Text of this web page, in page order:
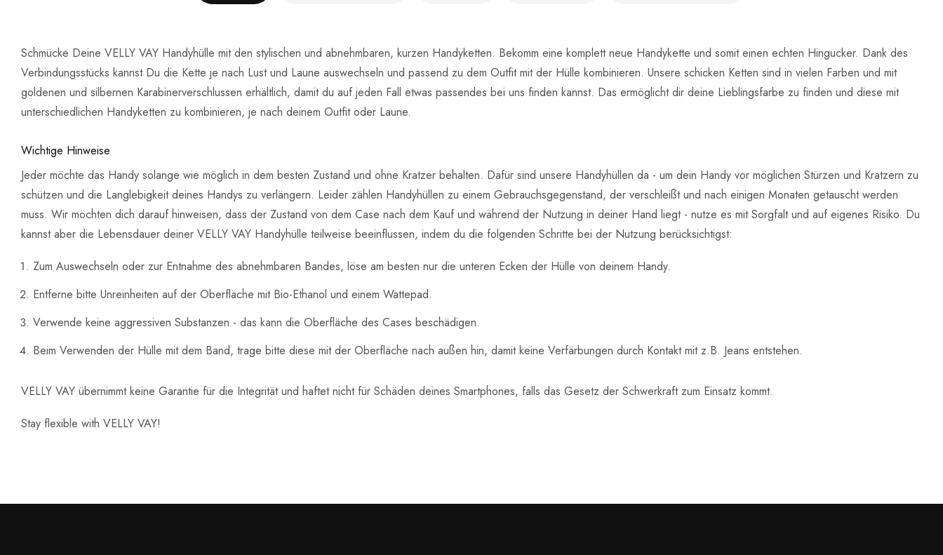
Schmücke Deine VELLY VAY Handyhülle mit den stylischen und abnehmbaren, kurzen Handyketten. Bekomm eine komplett neue Handykette und somit einen echten Hingucker. Dank des
Verbindungsstücks kannst Du die Kette je nach Lust und Laune auswechseln und passend zu dem Outfit mit der Hülle kombinieren. Unsere schicken Ketten sind in vielen Farben und mit
goldenen und silbernen Karabinerverschlussen erhältlich, damit du auf jeden Fall etwas passendes bei uns finden kannst. Das ermöglicht dir deine Lieblingsfarbe zu finden und diese mit
unterschiedlichen Handyketten zu kombinieren, je nach deinem Outfit oder Laune.
Wichtige Hinweise
Jeder möchte das Handy solange wie möglich in dem besten Zustand und ohne Kratzer behalten. Dafür sind unsere Handyhüllen da - um dein Handy vor möglichen Stürzen und Kratzern zu
schützen und die Langlebigkeit deines Handys zu verlängern. Leider zählen Handyhüllen zu einem Gebrauchsgegenstand, der verschleißt und nach einigen Monaten getauscht werden
muss. Wir möchten dich darauf hinweisen, dass der Zustand von dem Case nach dem Kauf und während der Nutzung in deiner Hand liegt - nutze es mit Sorgfalt und auf eigenes Risiko. Du
kannst aber die Lebensdauer deiner VELLY VAY Handyhülle teilweise beeinflussen, indem du die folgenden Schritte bei der Nutzung berücksichtigst:
Zum Auswechseln oder zur Entnahme des abnehmbaren Bandes, löse am besten nur die unteren Ecken der Hülle von deinem Handy.
Entferne bitte Unreinheiten auf der Oberfläche mit Bio-Ethanol und einem Wattepad.
Verwende keine aggressiven Substanzen - das kann die Oberfläche des Cases beschädigen.
Beim Verwenden der Hülle mit dem Band, trage bitte diese mit der Oberfläche nach außen hin, damit keine Verfärbungen durch Kontakt mit z.B. Jeans entstehen.
VELLY VAY übernimmt keine Garantie für die Integrität und haftet nicht für Schäden deines Smartphones, falls das Gesetz der Schwerkraft zum Einsatz kommt.
Stay flexible with VELLY VAY!